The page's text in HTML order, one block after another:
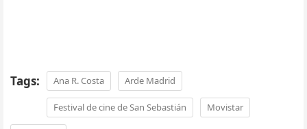
Tags: Ana R. Costa Arde Madrid
Festival de cine de San Sebastián Movistar